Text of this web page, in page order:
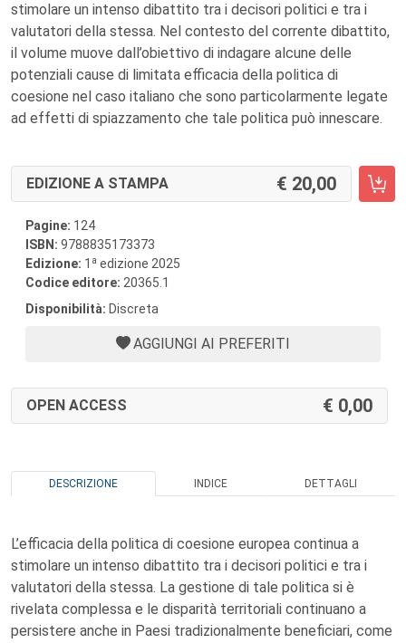
stimolare un intenso dibattito tra i decisori politici e tra i
valutatori della stessa. Nel contesto del corrente dibattito,
il volume muove dall’obiettivo di indagare alcune delle
potenziali cause di limitata efficacia della politica di
coesione nel caso italiano che sono particolarmente legate
ad effetti di spiazzamento che tale politica può innescare.
EDIZIONE A STAMPA 20,00
Pagine: 124
ISBN: 9788835173373
Edizione: 1 a edizione 2025
Codice editore: 20365.1
Disponibilità: Discreta
AGGIUNGI AI PREFERITI
OPEN ACCESS 0,00
DESCRIZIONE INDICE DETTAGLI
L’efficacia della politica di coesione europea continua a
stimolare un intenso dibattito tra i decisori politici e tra i
valutatori della stessa. La gestione di tale politica si è
rivelata complessa e le disparità territoriali continuano a
persistere anche in Paesi tradizionalmente beneficiari, come